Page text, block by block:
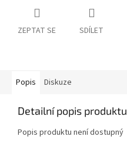
ZEPTAT SE SDÍLET
Popis Diskuze
Detailní popis produktu
Popis produktu není dostupný